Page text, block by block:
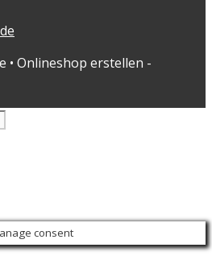
• Onlineshop erstellen -
consent